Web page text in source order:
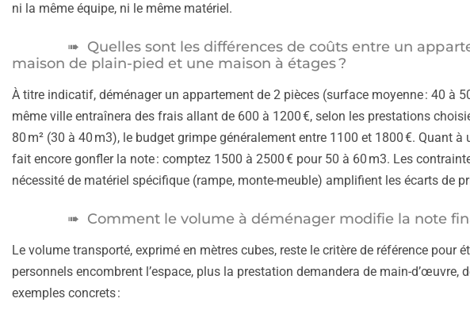
ni la même équipe, ni le même matériel.
Quelles sont les différences de coûts entre un
maison de plain-pied et une maison à étages ?
À titre indicatif, déménager un appartement de 2 pièces (surface moyenne : 40 à
même ville entraînera des frais allant de 600 à 1200 €, selon les prestations
80 m² (30 à 40 m3), le budget grimpe généralement entre 1100 et 1800 €. Quant
fait encore gonfler la note : comptez 1500 à 2500 € pour 50 à 60 m3. Les
nécessité de matériel spécifique (rampe, monte-meuble) amplifient les écarts de
Comment le volume à déménager modifie la note
Le volume transporté, exprimé en mètres cubes, reste le critère de référence pour
personnels encombrent l’espace, plus la prestation demandera de main-d’œuvre,
exemples concrets :